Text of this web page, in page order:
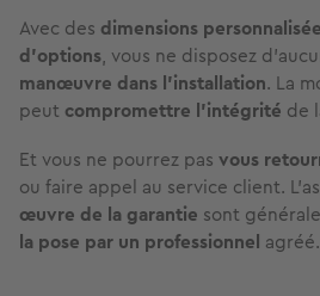
Avec des dimensions
d’options, vous ne disposez
manœuvre dans l'installation. La
peut compromettre l’intégrité de
Et vous ne pourrez pas vous
ou faire appel au service client.
œuvre de la garantie sont
la pose par un professionnel agréé.